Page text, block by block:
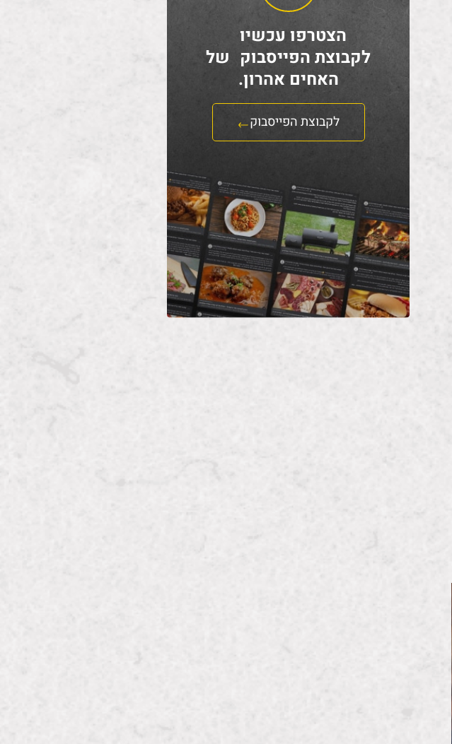
הצטרפו עכשיו
לקבוצת הפייסבוק של
האחים אהרון.
לקבוצת הפייסבוק